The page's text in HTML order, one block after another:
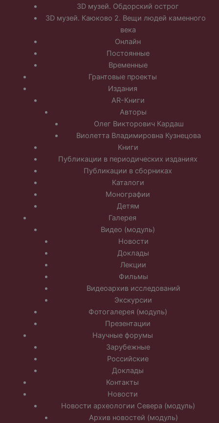
3D музей. Обдорский острог
3D музей. Каюково 2. Вещи людей каменного
века
Онлайн
Постоянные
Временные
Грантовые проекты
Издания
AR-Книги
Авторы
Олег Викторович Кардаш
Виолетта Владимировна Кузнецова
Книги
Публикации в периодических изданиях
Публикации в сборниках
Каталоги
Монографии
Детям
Галерея
Видео (модуль)
Новости
Доклады
Лекции
Фильмы
Видеоархив исследований
Экскурсии
Фотогалерея (модуль)
Презентации
Научные форумы
Зарубежные
Российские
Доклады
Контакты
Новости
Новости археологии Севера (модуль)
Архив новостей (модуль)